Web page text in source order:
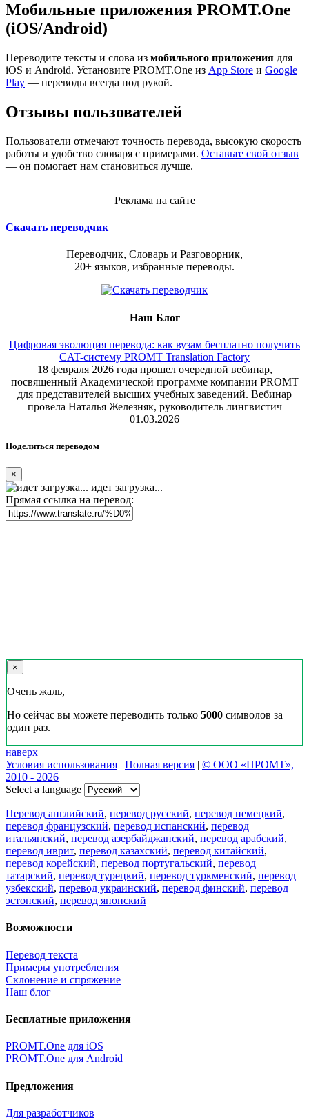
Мобильные приложения PROMT.One
(iOS/Android)
Переводите тексты и слова из мобильного приложения для
iOS и Android. Установите PROMT.One из App Store и Google
Play — переводы всегда под рукой.
Отзывы пользователей
Пользователи отмечают точность перевода, высокую скорость
работы и удобство словаря с примерами. Оставьте свой отзыв
— он помогает нам становиться лучше.
Реклама на сайте
Скачать переводчик
Переводчик, Словарь и Разговорник,
20+ языков, избранные переводы.
Наш Блог
Цифровая эволюция перевода: как вузам бесплатно получить
CAT-систему PROMT Translation Factory
18 февраля 2026 года прошел очередной вебинар,
посвященный Академической программе компании PROMT
для представителей высших учебных заведений. Вебинар
провела Наталья Железняк, руководитель лингвистич
01.03.2026
Поделиться переводом
×
идет загрузка...
Прямая ссылка на перевод:
×
Очень жаль,
Но сейчас вы можете переводить только 5000 символов за
один раз.
наверх
Условия использования | Полная версия | © ООО «ПРОМТ»,
2010 - 2026
Select a language
Перевод английский, перевод русский, перевод немецкий,
перевод французский, перевод испанский, перевод
итальянский, перевод азербайджанский, перевод арабский,
перевод иврит, перевод казахский, перевод китайский,
перевод корейский, перевод португальский, перевод
татарский, перевод турецкий, перевод туркменский, перевод
узбекский, перевод украинский, перевод финский, перевод
эстонский, перевод японский
Возможности
Перевод текста
Примеры употребления
Склонение и спряжение
Наш блог
Бесплатные приложения
PROMT.One для iOS
PROMT.One для Android
Предложения
Для разработчиков